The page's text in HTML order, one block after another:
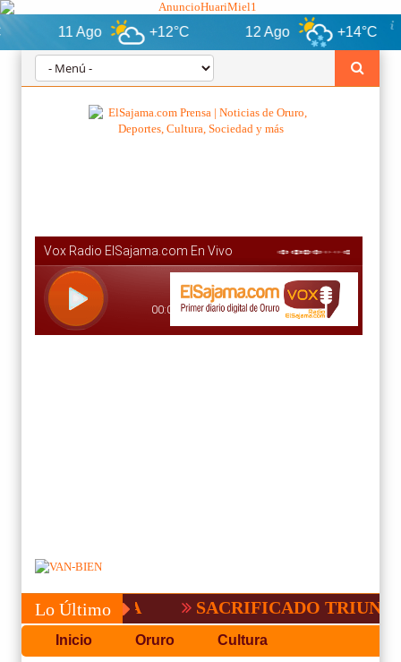
11 Ago +12°C 12 Ago +14°C
Lo Último
EN BOLIVIA SACRIFICADO TRIUNFO
Inicio Oruro Cultura